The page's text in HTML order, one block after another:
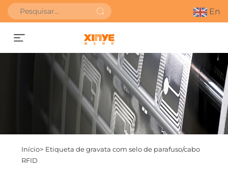
En
Obter orçamento
Início> Etiqueta de gravata com selo de parafuso/cabo
RFID